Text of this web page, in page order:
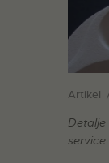
Artikel
service.